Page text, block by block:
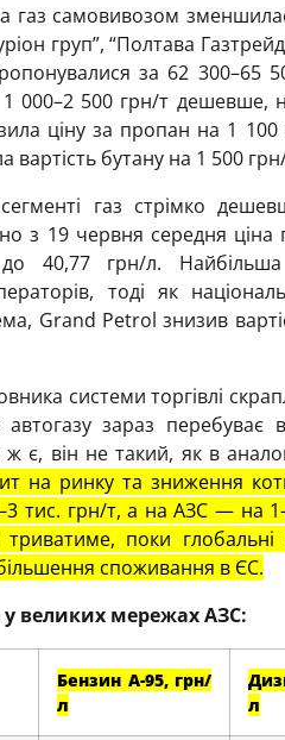
газ самовивозом
груп”, “Полтава
за 62 300–65
000–2 500 грн/т дешевше,
ціну за пропан на 1
вартість бутану на 1 500
газ стрімко
з 19 червня середня
грн/л. Найбільша
тоді як
Grand Petrol знизив
системи торгівлі
зараз перебуває
є, він не такий, як в
на ринку та зниження
тис. грн/т, а на АЗС — на
поки
споживання в ЄС.
великих мережах АЗС:
Бензин А-95, грн/
л
л